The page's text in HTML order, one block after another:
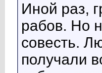
Иной раз,
рабов. Но
совесть.
получали